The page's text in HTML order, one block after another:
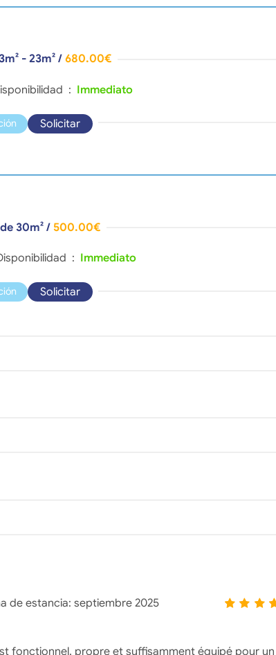
- 23m² / 680.00€
: Immediato
Solicitar
30m² / 500.00€
: Immediato
Solicitar
de estancia: septiembre 2025
fonctionnel, propre et suffisamment équipé pour un